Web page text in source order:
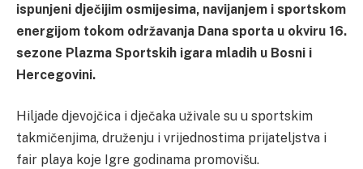
ispunjeni dječijim osmijesima, navijanjem i sportskom
energijom tokom održavanja Dana sporta u okviru 16.
sezone Plazma Sportskih igara mladih u Bosni i
Hercegovini.
Hiljade djevojčica i dječaka uživale su u sportskim
takmičenjima, druženju i vrijednostima prijateljstva i
fair playa koje Igre godinama promovišu.